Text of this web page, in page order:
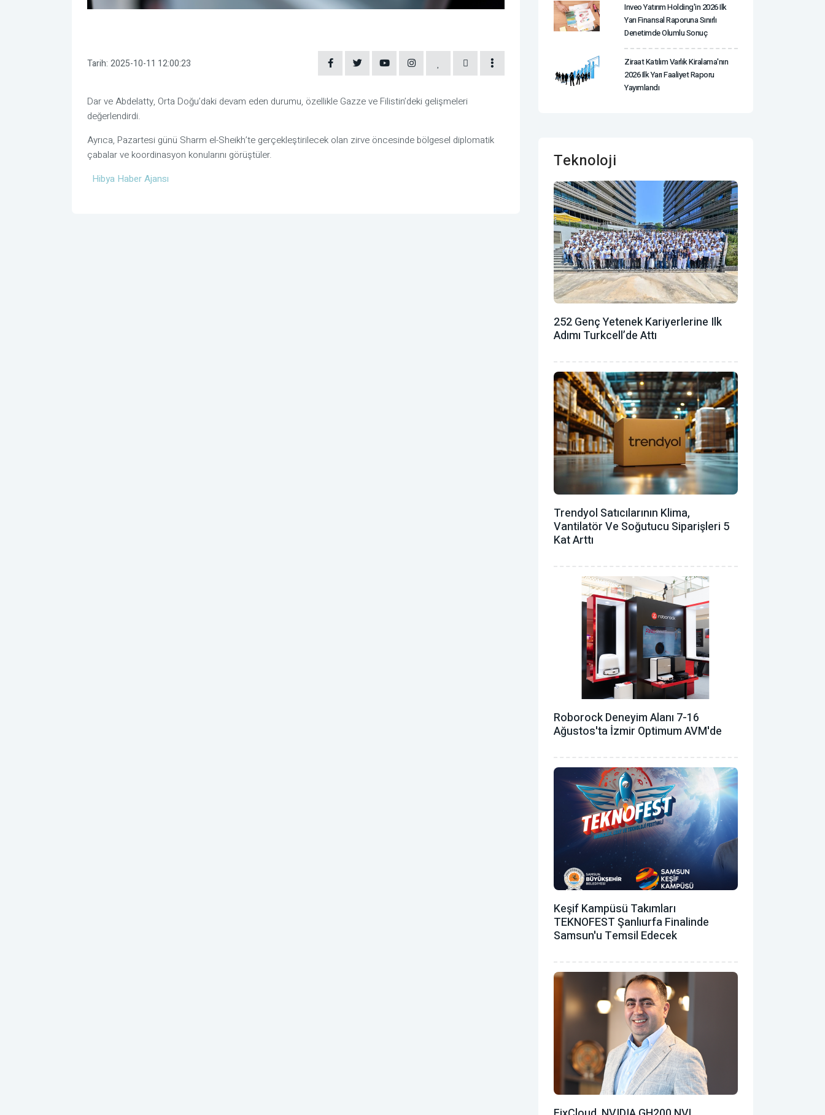
Tarih: 2025-10-11 12:00:23
Dar ve Abdelatty, Orta Doğu’daki devam eden durumu, özellikle Gazze ve Filistin’deki gelişmeleri
değerlendirdi.
Ayrıca, Pazartesi günü Sharm el-Sheikh’te gerçekleştirilecek olan zirve öncesinde bölgesel diplomatik
çabalar ve koordinasyon konularını görüştüler.
Hibya Haber Ajansı
Inveo Yatırım Holding'in 2026 Ilk
Yarı Finansal Raporuna Sınırlı
Denetimde Olumlu Sonuç
Ziraat Katılım Varlık Kiralama'nın
2026 Ilk Yarı Faaliyet Raporu
Yayımlandı
Teknoloji
252 Genç Yetenek Kariyerlerine Ilk
Adımı Turkcell’de Attı
Trendyol Satıcılarının Klima,
Vantilatör ‎ve Soğutucu Siparişleri 5
Kat Arttı
Roborock Deneyim Alanı 7-16
Ağustos'ta İzmir Optimum AVM'de
Keşif Kampüsü Takımları
TEKNOFEST Şanlıurfa Finalinde
Samsun'u Temsil Edecek